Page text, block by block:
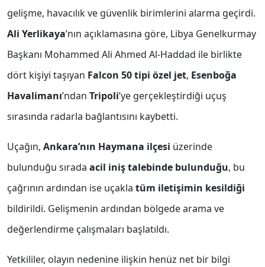
gelişme, havacılık ve güvenlik birimlerini alarma geçirdi.
Ali Yerlikaya’nın açıklamasına göre, Libya Genelkurmay
Başkanı Mohammed Ali Ahmed Al-Haddad ile birlikte
dört kişiyi taşıyan Falcon 50 tipi özel jet, Esenboğa
Havalimanı’ndan Tripoli’ye gerçekleştirdiği uçuş
sırasında radarla bağlantısını kaybetti.
Uçağın, Ankara’nın Haymana ilçesi üzerinde
bulunduğu sırada acil iniş talebinde bulunduğu, bu
çağrının ardından ise uçakla tüm iletişimin kesildiği
bildirildi. Gelişmenin ardından bölgede arama ve
değerlendirme çalışmaları başlatıldı.
Yetkililer, olayın nedenine ilişkin henüz net bir bilgi